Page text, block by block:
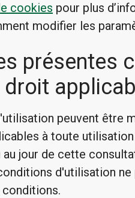
cookies pour plus
modifier les
présentes
peuvent être
à toute
jour de cette
d'utilisation